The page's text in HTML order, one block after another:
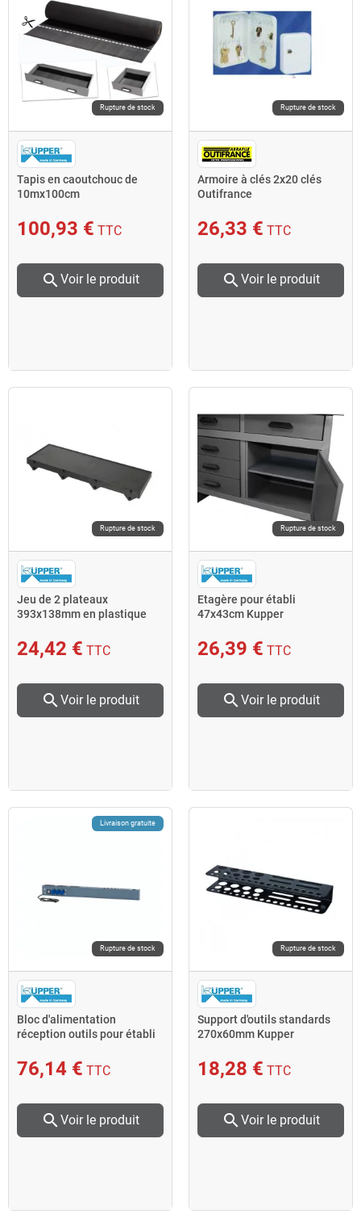
Rupture de stock
Tapis en caoutchouc de
10mx100cm
100,93 € TTC
search Voir le produit
Rupture de stock
Armoire à clés 2x20 clés
Outifrance
26,33 € TTC
search Voir le produit
Rupture de stock
Jeu de 2 plateaux
393x138mm en plastique
24,42 € TTC
search Voir le produit
Rupture de stock
Etagère pour établi
47x43cm Kupper
26,39 € TTC
search Voir le produit
Livraison gratuite
Rupture de stock
Bloc d'alimentation
réception outils pour établi
76,14 € TTC
search Voir le produit
Rupture de stock
Support d'outils standards
270x60mm Kupper
18,28 € TTC
search Voir le produit